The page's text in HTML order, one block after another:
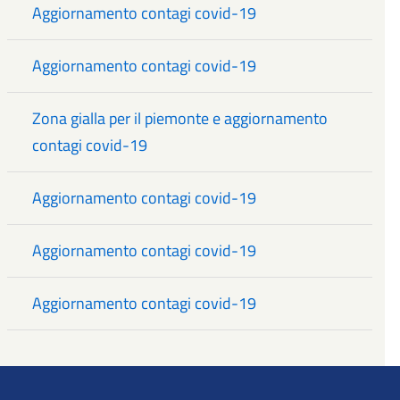
Aggiornamento contagi covid-19
Aggiornamento contagi covid-19
Zona gialla per il piemonte e aggiornamento
contagi covid-19
Aggiornamento contagi covid-19
Aggiornamento contagi covid-19
Aggiornamento contagi covid-19